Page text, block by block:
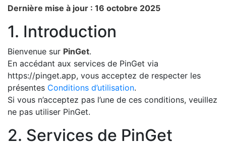
Dernière mise à jour : 16 octobre 2025
1. Introduction
Bienvenue sur PinGet.
En accédant aux services de PinGet via
https://pinget.app, vous acceptez de respecter les
présentes Conditions d’utilisation.
Si vous n’acceptez pas l’une de ces conditions, veuillez
ne pas utiliser PinGet.
2. Services de PinGet